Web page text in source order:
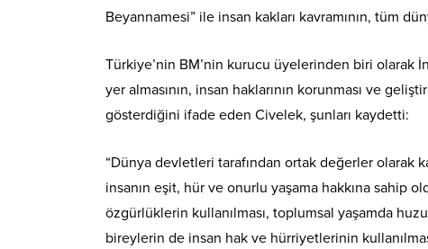
Beyannamesi” ile insan kakları kavramının, tüm
Türkiye’nin BM’nin kurucu üyelerinden biri olarak
yer almasının, insan haklarının korunması ve
gösterdiğini ifade eden Civelek, şunları kaydetti:
“Dünya devletleri tarafından ortak değerler
insanın eşit, hür ve onurlu yaşama hakkına sahip
özgürlüklerin kullanılması, toplumsal yaşamda
bireylerin de insan hak ve hürriyetlerinin